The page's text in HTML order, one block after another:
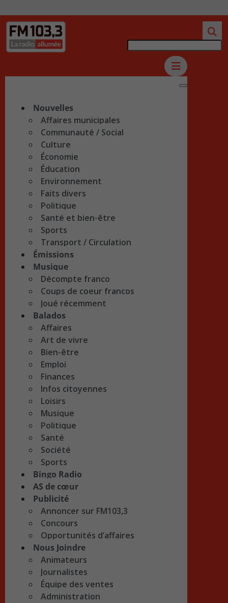
Nouvelles
Affaires municipales
Communauté / Social
Culture
Économie
Éducation
Environnement
Faits divers
Politique
Santé et bien-être
Sports
Transport / Circulation
Émissions
Musique
Décompte franco
Coups de coeur francos
Joué récemment
Balados
Affaires
Art de vivre
Bien-être
Emploi
Finances
Infos citoyennes
Loisirs
Musique
Politique
Santé
Société
Sports
Bingo Radio
AS de cœur
Publicité
Annoncer sur FM103,3
Concours
Opportunités d’affaires
Nous Joindre
Animateurs
Journalistes
Équipe des ventes
Administration